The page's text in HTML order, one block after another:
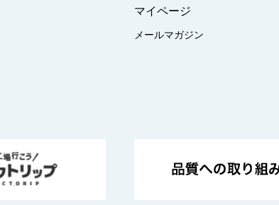
マイページ
メールマガジン